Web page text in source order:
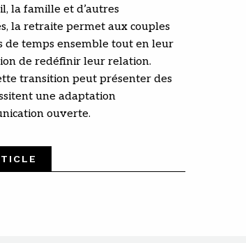
la famille et d’autres
la retraite permet aux couples
de temps ensemble tout en leur
de redéfinir leur relation.
transition peut présenter des
une adaptation
ouverte.